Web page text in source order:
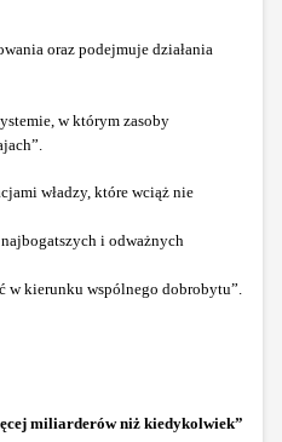
oraz podejmuje działania
w którym zasoby
władzy, które wciąż nie
i odważnych
w kierunku wspólnego dobrobytu”.
miliarderów niż kiedykolwiek”